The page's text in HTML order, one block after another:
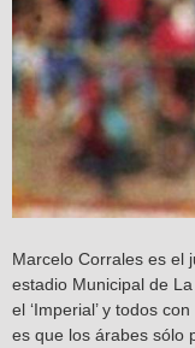
Marcelo Corrales es el
estadio Municipal de
el ‘Imperial’ y todos
es que los árabes sólo